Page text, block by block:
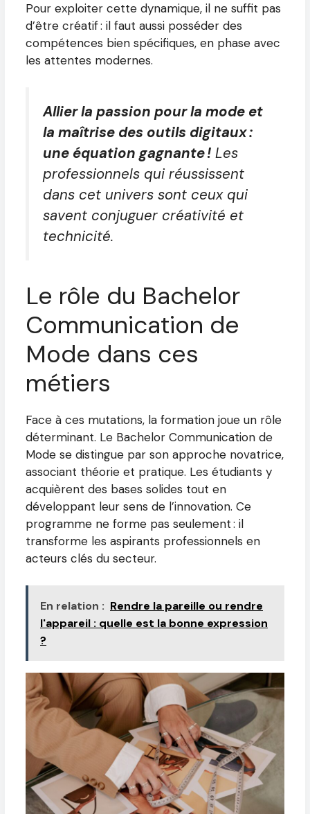
Pour exploiter cette dynamique, il ne suffit pas
d’être créatif : il faut aussi posséder des
compétences bien spécifiques, en phase avec
les attentes modernes.
Allier la passion pour la mode et
la maîtrise des outils digitaux :
une équation gagnante ! Les
professionnels qui réussissent
dans cet univers sont ceux qui
savent conjuguer créativité et
technicité.
Le rôle du Bachelor
Communication de
Mode dans ces
métiers
Face à ces mutations, la formation joue un rôle
déterminant. Le Bachelor Communication de
Mode se distingue par son approche novatrice,
associant théorie et pratique. Les étudiants y
acquièrent des bases solides tout en
développant leur sens de l’innovation. Ce
programme ne forme pas seulement : il
transforme les aspirants professionnels en
acteurs clés du secteur.
En relation : Rendre la pareille ou rendre
l'appareil : quelle est la bonne expression
?